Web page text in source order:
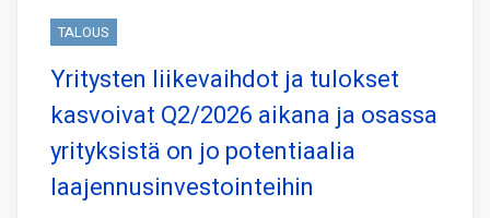
TALOUS
Yritysten liikevaihdot ja tulokset
kasvoivat Q2/2026 aikana ja osassa
yrityksistä on jo potentiaalia
laajennusinvestointeihin